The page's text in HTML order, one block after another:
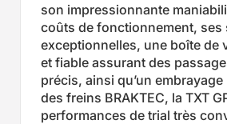
son impressionnante
coûts de fonctionnement, ses
exceptionnelles, une boîte de
et fiable assurant des
précis, ainsi qu’un
des freins BRAKTEC, la TXT
performances de trial très